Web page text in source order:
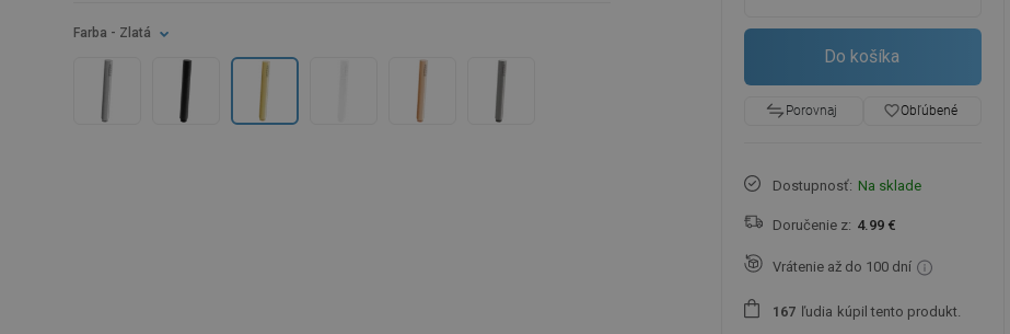
Farba - Zlatá
Do košíka
Porovnaj favorite_borderObľúbené
Dostupnosť: Na sklade
Doručenie z: 4.99 €
Vrátenie až do 100 dní
1 67 ľudia kúpil tento produkt.